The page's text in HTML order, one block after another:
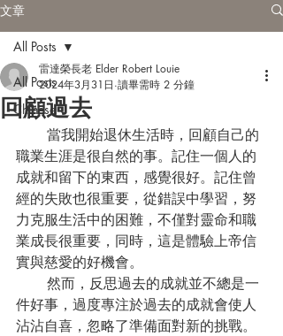
文章
All Posts
Chinese
All Posts
回顧過去
雷達榮長老 Elder Robert Louie
2024年3月31日 讀畢需時 2 分鐘
職業生涯是很自然的事。記住一個人的
成就和留下的東西，感覺很好。記住曾
經的失敗也很重要，從錯誤中學習，努
力克服生活中的困難，不僅對靈命和職
業成長很重要，同時，這是體驗上帝信
實與慈愛的好機會。
件好事，過度專注於過去的成就會使人
沾沾自喜，忽略了準備面對新的挑戰。